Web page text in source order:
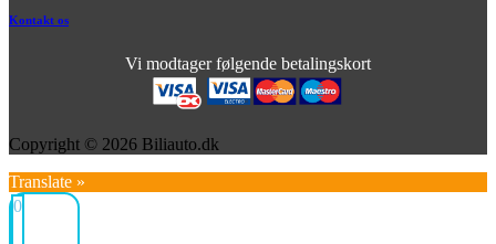
Kontakt os
Vi modtager følgende betalingskort
Copyright © 2026 Biliauto.dk
Translate »
0